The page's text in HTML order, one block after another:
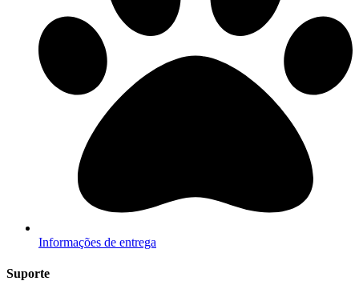
Informações de entrega
Suporte